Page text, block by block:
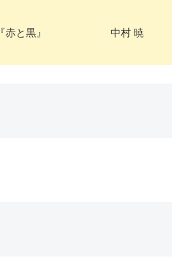
『赤と黒』 中村 暁